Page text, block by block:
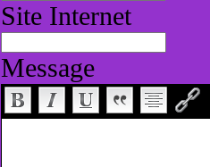
Site Internet
Message